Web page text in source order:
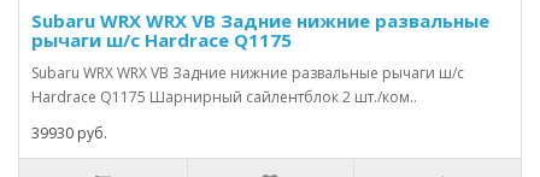
Subaru WRX WRX VB Задние нижние развальные
рычаги ш/с Hardrace Q1175
Subaru WRX WRX VB Задние нижние развальные рычаги ш/с
Hardrace Q1175 Шарнирный сайлентблок 2 шт./ком..
39930 руб.